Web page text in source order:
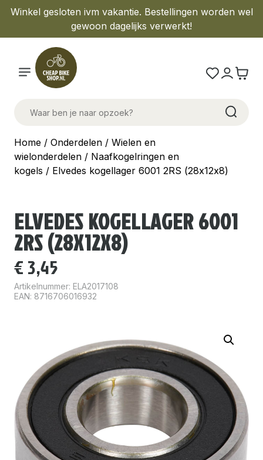
Winkel gesloten ivm vakantie. Bestellingen worden wel
gewoon dagelijks verwerkt!
Home / Onderdelen / Wielen en
wielonderdelen / Naafkogelringen en
kogels / Elvedes kogellager 6001 2RS (28x12x8)
ELVEDES KOGELLAGER 6001
2RS (28X12X8)
€ 3,45
Artikelnummer: ELA2017108
EAN: 8716706016932